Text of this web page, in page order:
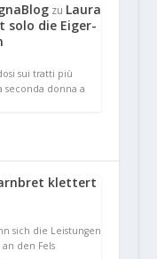
zu Laura
die Eiger-
sui tratti più
seconda donna a
klettert
sich die Leistungen
den Fels